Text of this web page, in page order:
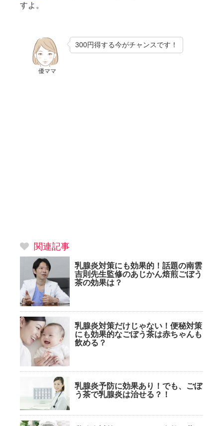
すよ。
優ママ
300円得する今がチャンスです！
関連記事
乳腺炎対策にも効果的！話題の南雲
吉則先生監修のあじかん焙煎ごぼう
茶の効果は？
乳腺炎対策だけじゃない！便秘対策
にも効果的なごぼう茶は赤ちゃんも
飲める？
乳腺炎予防に効果あり！でも、ごぼ
う茶で乳腺炎は治せる？！